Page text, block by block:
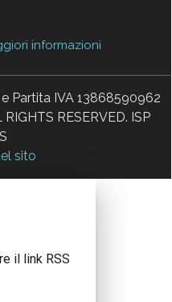
informazioni
Partita IVA 13868590962
RESERVED. ISP
sito
il link RSS